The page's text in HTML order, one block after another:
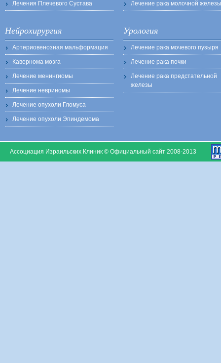
Лечения Плечевого Сустава
Нейрохирургия
Артериовенозная мальформация
Кавернома мозга
Лечение менингиомы
Лечение невриномы
Лечение опухоли Гломуса
Лечение опухоли Эпиндемома
Лечение рака молочной железы
Урология
Лечение рака мочевого пузыря
Лечение рака почки
Лечение рака предстательной
железы
Ассоциация Израильских Клиник © Официальный сайт 2008-2013